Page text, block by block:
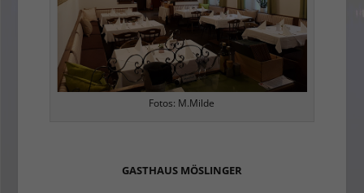
Fotos: M.Milde
GASTHAUS MÖSLINGER